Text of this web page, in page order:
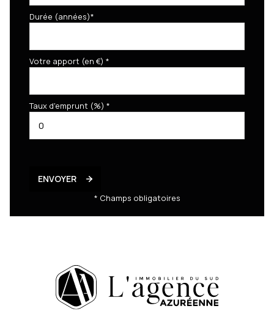
Durée (années)*
Votre apport (en €) *
Taux d'emprunt (%) *
ENVOYER
* Champs obligatoires